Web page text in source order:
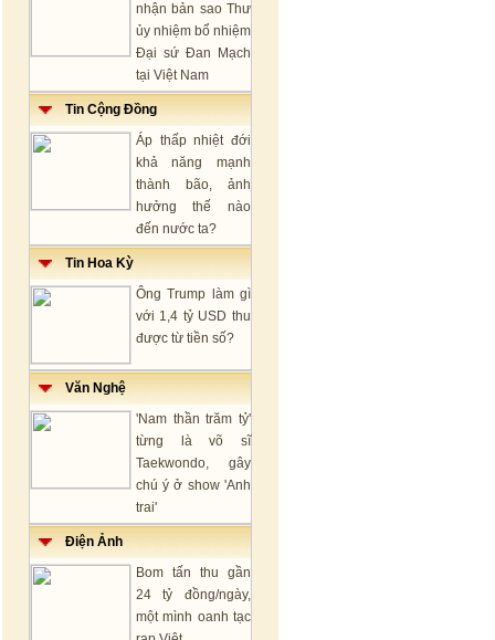
nhận bản sao Thư
ủy nhiệm bổ nhiệm
Đại sứ Đan Mạch
tại Việt Nam
Tin Cộng Đồng
Áp thấp nhiệt đới
khả năng mạnh
thành bão, ảnh
hưởng thế nào
đến nước ta?
Tin Hoa Kỳ
Ông Trump làm gì
với 1,4 tỷ USD thu
được từ tiền số?
Văn Nghệ
'Nam thần trăm tỷ'
từng là võ sĩ
Taekwondo, gây
chú ý ở show 'Anh
trai'
Điện Ảnh
Bom tấn thu gần
24 tỷ đồng/ngày,
một mình oanh tạc